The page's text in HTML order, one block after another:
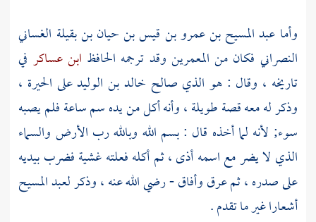
وأما عبد المسيح بن عمرو بن قيس بن حيان بن بقيلة الغساني
النصراني فكان من المعمرين وقد ترجمه الحافظ ابن عساكر في
تاريخه ، وقال : هو الذي صالح خالد بن الوليدعلى الحيرة ،
وذكر له معه قصة طويلة ، وأنه أكل من يده سم ساعة فلم يصبه
سوء; لأنه لما أخذه قال : بسم الله وبالله رب الأرض والسماء
الذي لا يضر مع اسمه أذى ، ثم أكله فعلته غشية فضرب بيديه
على صدره ، ثم عرق وأفاق - رضي الله عنه ، وذكرلعبد المسيح
أشعارا غير ما تقدم .